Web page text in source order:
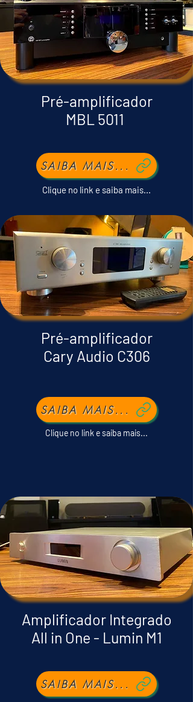
Pré-amplificador
MBL 5011
SAIBA MAIS...
Clique no link e saiba mais...
Pré-amplificador
Cary Audio C306
SAIBA MAIS...
Clique no link e saiba mais...
Amplificador Integrado
All in One - Lumin M1
SAIBA MAIS...